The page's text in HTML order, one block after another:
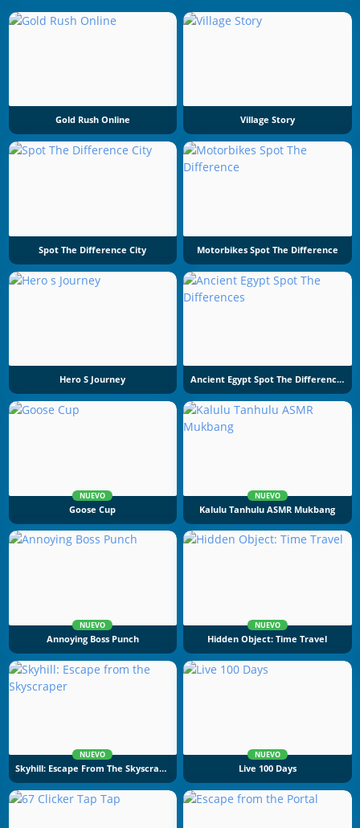
Gold Rush Online Village Story
Spot The Difference City Motorbikes Spot The Difference
Hero S Journey Ancient Egypt Spot The Differences
NUEVO
Goose Cup
NUEVO
Kalulu Tanhulu ASMR Mukbang
NUEVO
Annoying Boss Punch
NUEVO
Hidden Object: Time Travel
NUEVO
Skyhill: Escape From The Skyscraper
NUEVO
Live 100 Days